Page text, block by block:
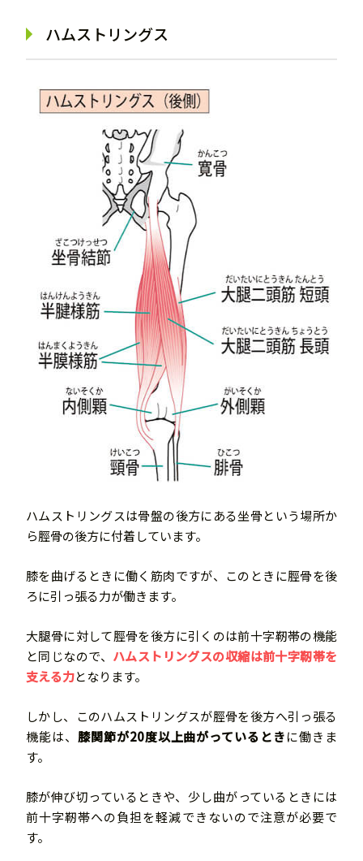
ハムストリングス
ハムストリングスは骨盤の後方にある坐骨という場所か
ら脛骨の後方に付着しています。
膝を曲げるときに働く筋肉ですが、このときに脛骨を後
ろに引っ張る力が働きます。
大腿骨に対して脛骨を後方に引くのは前十字靭帯の機能
と同じなので、 ハムストリングスの収縮は前十字靭帯を
支える力となります。
しかし、このハムストリングスが脛骨を後方へ引っ張る
機能は、 膝関節が20度以上曲がっているときに働きま
す。
膝が伸び切っているときや、少し曲がっているときには
前十字靭帯への負担を軽減できないので注意が必要で
す。